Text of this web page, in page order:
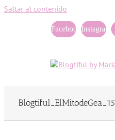
Saltar al contenido
Facebook Instagram
Blogtiful_ElMitodeGea_15